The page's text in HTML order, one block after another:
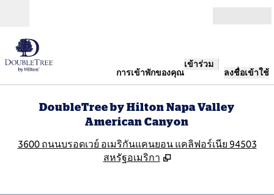
การเข้าพักของคุณ
เข้าร่วม
ลงชื่อเข้าใช้
DoubleTree by Hilton Napa Valley
American Canyon
3600 ถนนบรอดเวย์ อเมริกันแคนยอน แคลิฟอร์เนีย 94503
สหรัฐอเมริกา